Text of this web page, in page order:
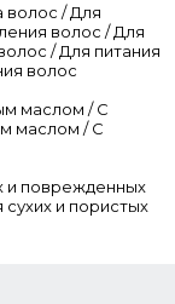
волос / Для
волос / Для
/ Для питания
волос
маслом / С
маслом / C
и поврежденных
сухих и пористых